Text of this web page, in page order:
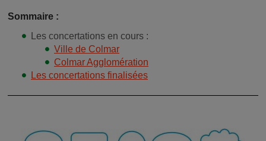
Sommaire :
Les concertations en cours :
Ville de Colmar
Colmar Agglomération
Les concertations finalisées
Image